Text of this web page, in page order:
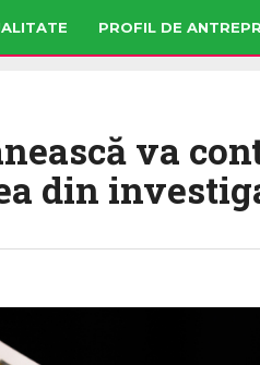
PROFIL DE
va
din